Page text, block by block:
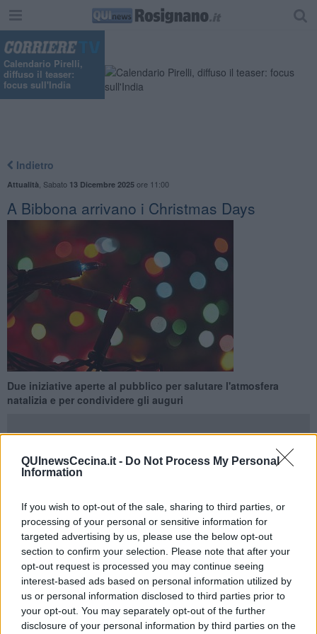
QUInewsCecina.it - Do Not Process My Personal
Information
If you wish to opt-out of the sale, sharing to third parties, or
processing of your personal or sensitive information for
targeted advertising by us, please use the below opt-out
section to confirm your selection. Please note that after your
opt-out request is processed you may continue seeing
interest-based ads based on personal information utilized by
us or personal information disclosed to third parties prior to
your opt-out. You may separately opt-out of the further
disclosure of your personal information by third parties on the
Calendario Pirelli,
diffuso il teaser:
focus sull'India
Indietro
Attualità Sabato 13 Dicembre 2025ore 11:00
A Bibbona arrivano i Christmas Days
Due iniziative aperte al pubblico per salutare l'atmosfera
natalizia e per condividere gli auguri
dal Laboratorio Artistico Musicale di Bibbona, ProLoco e Comune di
Bibbona. Un’occasione speciale per scambiarsi gli auguri in
compagnia dei gruppi di musica d’insieme sia in formazioni
classiche che in quelle rock.
Domenica 14 al Teatro La Palestra alle ore 17 avrà luogo il
Concerto degli Auguri cui prenderanno parte i laboratori strumentali
ad indirizzo bandistico svolti nelle classi seconda e terza della
scuola secondaria di primo grado grado Cielo D’Alcamo di Bibbona